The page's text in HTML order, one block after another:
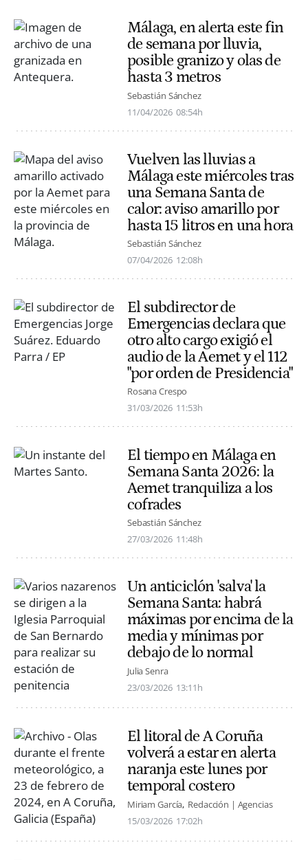
Málaga, en alerta este fin
de semana por lluvia,
posible granizo y olas de
hasta 3 metros
Sebastián Sánchez
11/04/2026 08:54h
Vuelven las lluvias a
Málaga este miércoles tras
una Semana Santa de
calor: aviso amarillo por
hasta 15 litros en una hora
Sebastián Sánchez
07/04/2026 12:08h
El subdirector de
Emergencias declara que
otro alto cargo exigió el
audio de la Aemet y el 112
"por orden de Presidencia"
Rosana Crespo
31/03/2026 11:53h
El tiempo en Málaga en
Semana Santa 2026: la
Aemet tranquiliza a los
cofrades
Sebastián Sánchez
27/03/2026 11:48h
Un anticiclón 'salva' la
Semana Santa: habrá
máximas por encima de la
media y mínimas por
debajo de lo normal
Julia Senra
23/03/2026 13:11h
El litoral de A Coruña
volverá a estar en alerta
naranja este lunes por
temporal costero
Miriam García Redacción | Agencias
15/03/2026 17:02h